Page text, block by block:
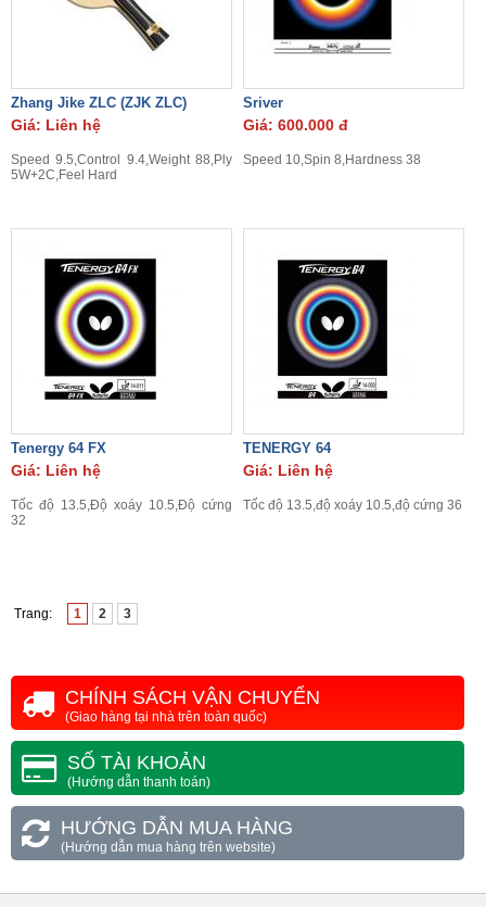
Zhang Jike ZLC (ZJK ZLC)
Giá: Liên hệ
Speed 9.5,Control 9.4,Weight 88,Ply
5W+2C,Feel Hard
Sriver
Giá: 600.000 đ
Speed 10,Spin 8,Hardness 38
Tenergy 64 FX
Giá: Liên hệ
Tốc độ 13.5,Độ xoáy 10.5,Độ cứng
32
TENERGY 64
Giá: Liên hệ
Tốc độ 13.5,độ xoáy 10.5,độ cứng 36
Trang: 1 2 3
CHÍNH SÁCH VẬN CHUYỂN
(Giao hàng tại nhà trên toàn quốc)
SỐ TÀI KHOẢN
(Hướng dẫn thanh toán)
HƯỚNG DẪN MUA HÀNG
(Hướng dẫn mua hàng trên website)